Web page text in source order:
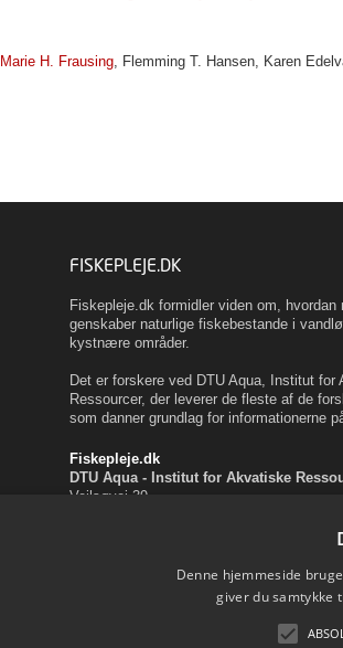
Marie H. Frausing Flemming T. Hansen Karen
FISKEPLEJE.DK
Fiskepleje.dk formidler viden om, hvordan
genskaber naturlige fiskebestande i
kystnære områder.
Det er forskere ved DTU Aqua, Institut for
Ressourcer, der leverer de fleste af de
som danner grundlag for informationerne
Fiskepleje.dk
DTU Aqua - Institut for Akvatiske
Vejlsøvej 39
Brug af personoplysninger
Denne hjemmeside
giver du samtykke